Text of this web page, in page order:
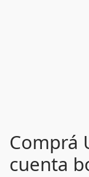
Comprá
cuenta